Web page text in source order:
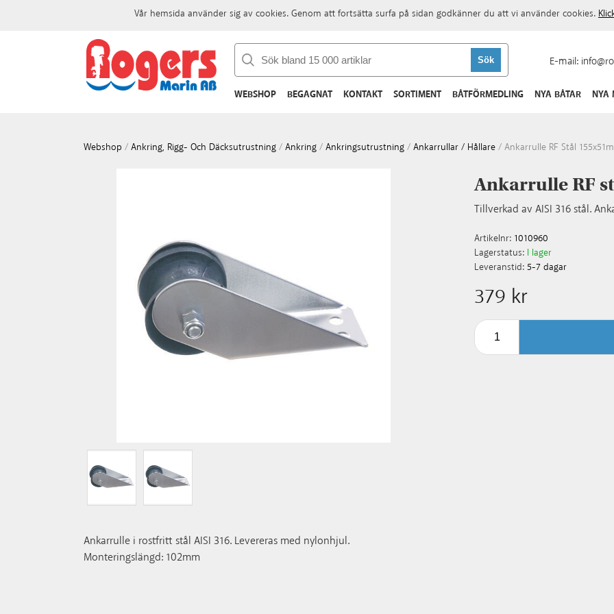
E-mail:
WEBSHOP BEGAGNAT KONTAKT SORTIMENT BÅTFÖRMEDLING NYA BÅTAR NYA
Webshop / Ankring, Rigg- Och Däcksutrustning / Ankring / Ankringsutrustning / Ankarrullar / Hållare / Ankarrulle RF Stål
Ankarrulle RF
Tillverkad av AISI 316 stål.
Artikelnr: 1010960
Lagerstatus: I lager
Leveranstid: 5-7 dagar
379 kr
Ankarrulle i rostfritt stål AISI 316. Levereras med nylonhjul.
Monteringslängd: 102mm
Vår hemsida använder sig av cookies. Genom att fortsätta surfa på sidan godkänner du att vi använder cookies.